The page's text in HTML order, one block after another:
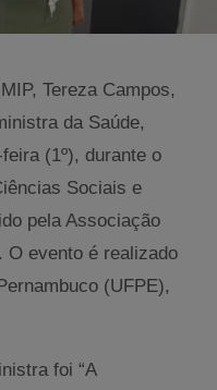
Tereza Campos,
da Saúde,
(1º), durante o
Sociais e
pela Associação
O evento é realizado
(UFPE),
foi “A